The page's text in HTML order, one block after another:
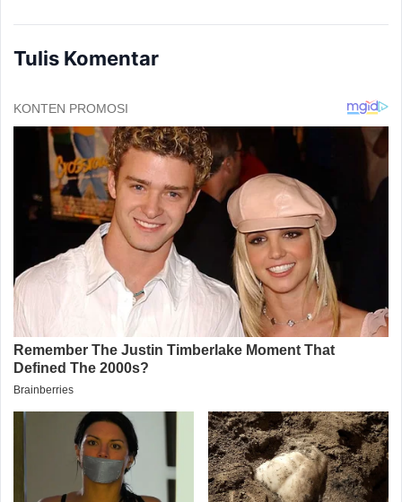
Tulis Komentar